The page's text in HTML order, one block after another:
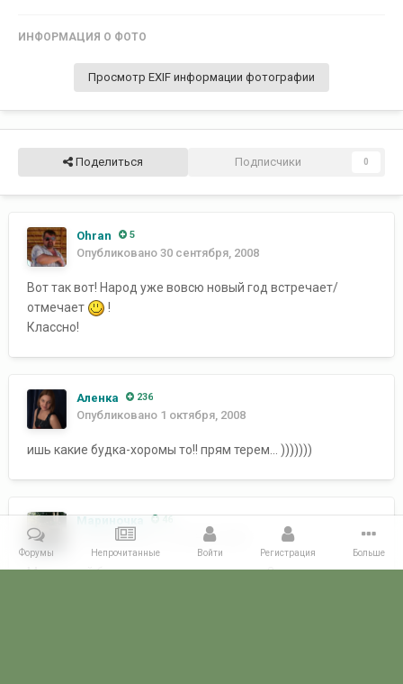
ИНФОРМАЦИЯ О ФОТО
Просмотр EXIF информации фотографии
Поделиться Подписчики 0
Ohran 5
Опубликовано 30 сентября, 2008
Вот так вот! Народ уже вовсю новый год встречает/
отмечает
!
Классно!
Аленка 236
Опубликовано 1 октября, 2008
ишь какие будка-хоромы то!! прям терем... )))))))
Мариночка
Опубликовано 1 октября, 2008
Мы о такой будке пока мечтаем, главно 2-х этажная и
Форумы Непрочитанные Войти Регистрация Больше